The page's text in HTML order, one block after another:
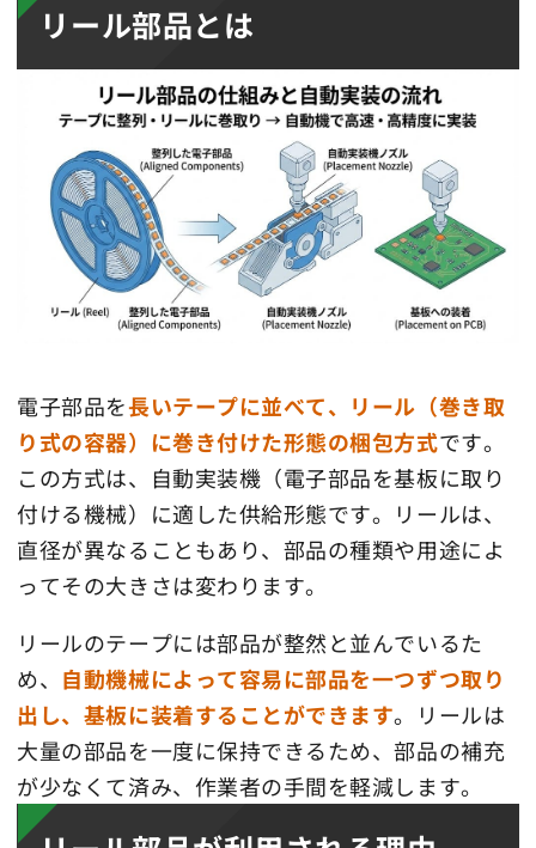
リール部品とは
電子部品を長いテープに並べて、リール（巻き取
り式の容器）に巻き付けた形態の梱包方式です。
この方式は、自動実装機（電子部品を基板に取り
付ける機械）に適した供給形態です。リールは、
直径が異なることもあり、部品の種類や用途によ
ってその大きさは変わります。
リールのテープには部品が整然と並んでいるた
め、 自動機械によって容易に部品を一つずつ取り
出し、基板に装着することができます。リールは
大量の部品を一度に保持できるため、部品の補充
が少なくて済み、作業者の手間を軽減します。